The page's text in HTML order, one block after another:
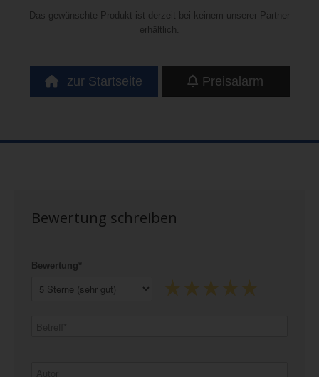
Das gewünschte Produkt ist derzeit bei keinem unserer Partner
erhältlich.
zur Startseite Preisalarm
Bewertung schreiben
Bewertung*